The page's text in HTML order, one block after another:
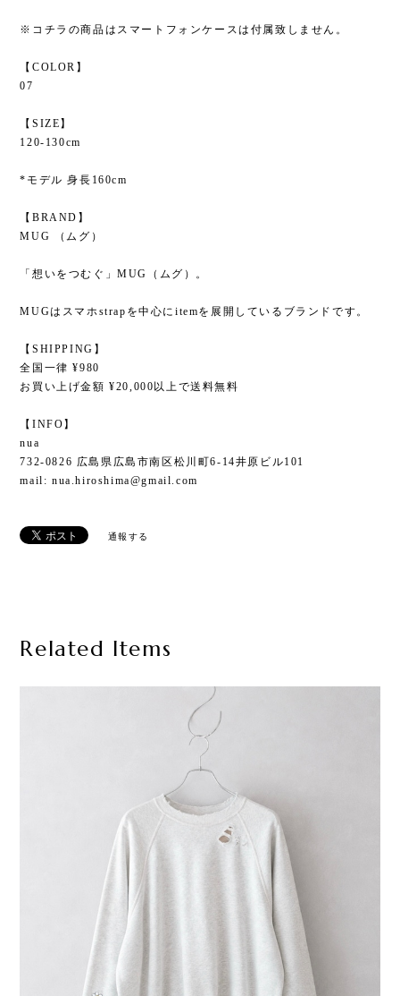
※コチラの商品はスマートフォンケースは付属致しません。
【COLOR】
07
【SIZE】
120-130cm
*モデル 身長160cm
【BRAND】
MUG （ムグ）
「想いをつむぐ」MUG（ムグ）。
MUGはスマホstrapを中心にitemを展開しているブランドです。
【SHIPPING】
全国一律 ¥980
お買い上げ金額 ¥20,000以上で送料無料
【INFO】
nua
732-0826 広島県広島市南区松川町6-14井原ビル101
mail: nua.hiroshima@gmail.com
通報する
Related Items